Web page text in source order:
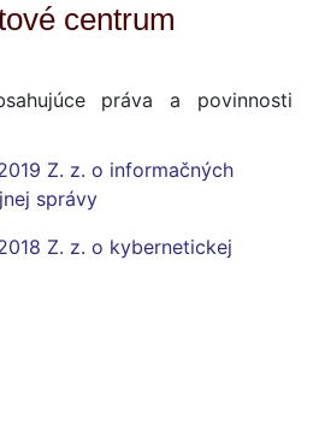
centrum
práva a povinnosti
Z. z. o informačných
správy
Z. z. o kybernetickej